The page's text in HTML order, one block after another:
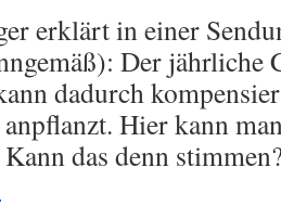
erklärt in einer
Der jährliche
dadurch
Hier kann
das denn